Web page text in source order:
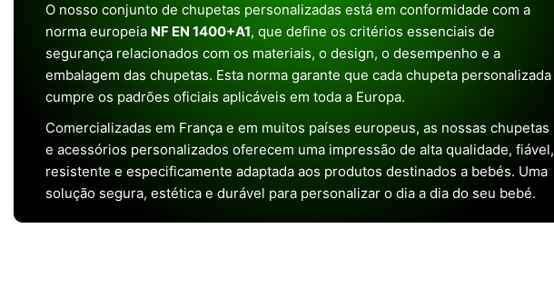
O nosso conjunto de chupetas personalizadas está em conformidade com a
norma europeia NF EN 1400+A1, que define os critérios essenciais de
segurança relacionados com os materiais, o design, o desempenho e a
embalagem das chupetas. Esta norma garante que cada chupeta personalizada
cumpre os padrões oficiais aplicáveis em toda a Europa.
Comercializadas em França e em muitos países europeus, as nossas chupetas
e acessórios personalizados oferecem uma impressão de alta qualidade, fiável,
resistente e especificamente adaptada aos produtos destinados a bebés. Uma
solução segura, estética e durável para personalizar o dia a dia do seu bebé.